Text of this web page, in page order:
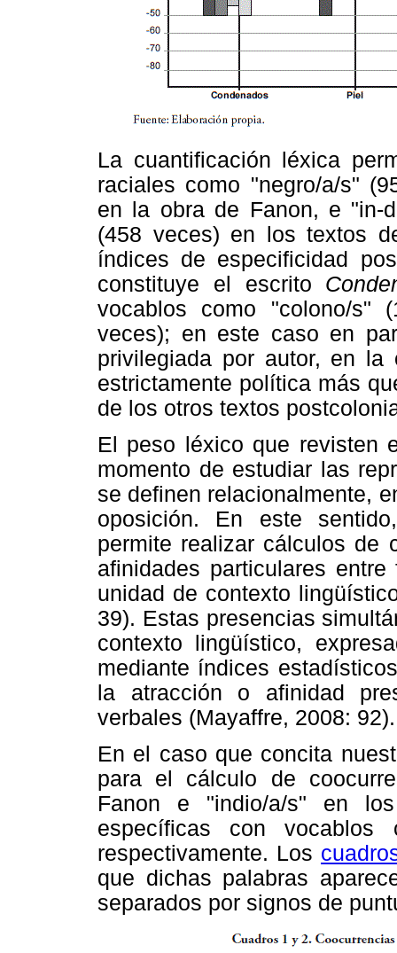
La cuantificación léxica
raciales como "negro/a/s"
en la obra de Fanon, e "in-
(458 veces) en los textos
índices de especificidad
constituye el escrito
vocablos como "colono/s"
veces); en este caso en
privilegiada por autor, en
estrictamente política más
de los otros textos
El peso léxico que revisten
momento de estudiar las
se definen relacionalmente,
oposición. En este
permite realizar cálculos de
afinidades particulares
unidad de contexto
39). Estas presencias
contexto lingüístico,
mediante índices
la atracción o afinidad
verbales (Mayaffre, 2008: 92).
En el caso que concita
para el cálculo de
Fanon e "indio/a/s" en
específicas con vocablos
respectivamente. Los
que dichas palabras
separados por signos de